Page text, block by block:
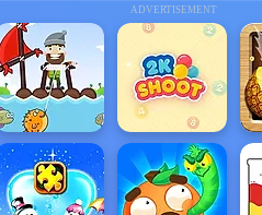
ADVERTISEMENT